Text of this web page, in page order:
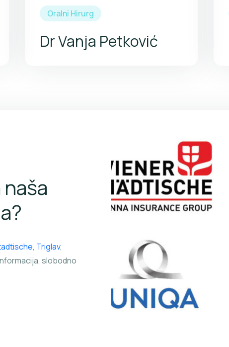
Oralni Hirurg
Dr Vanja Petković
naša
, Triglav,
slobodno